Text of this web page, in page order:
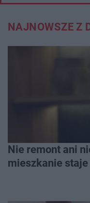
NAJNOWSZE Z
Nie remont ani
mieszkanie